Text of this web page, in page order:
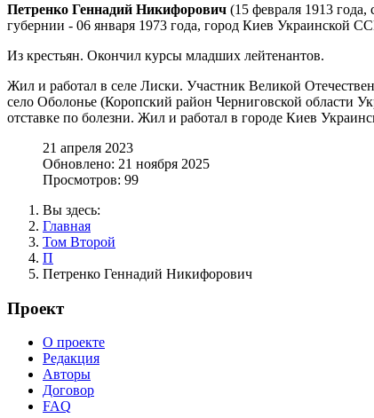
Петренко Геннадий Никифорович (15 февраля 1913
губернии - 06 января 1973 года, город Киев Украинской
Из крестьян. Окончил курсы младших лейтенантов.
Жил и работал в селе Лиски. Участник Великой
село Оболонье (Коропский район Черниговской области
отставке по болезни. Жил и работал в городе Киев
21 апреля 2023
Обновлено: 21 ноября 2025
Просмотров: 99
Вы здесь:
Главная
Том Второй
П
Петренко Геннадий Никифорович
Проект
О проекте
Редакция
Авторы
Договор
FAQ